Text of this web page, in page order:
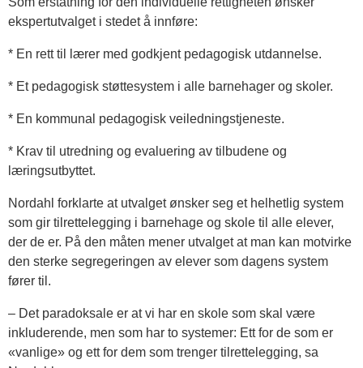
ekspertutvalget i stedet å innføre:
* En rett til lærer med godkjent pedagogisk utdannelse.
* Et pedagogisk støttesystem i alle barnehager og skoler.
* En kommunal pedagogisk veiledningstjeneste.
* Krav til utredning og evaluering av tilbudene og
læringsutbyttet.
Nordahl forklarte at utvalget ønsker seg et helhetlig system
som gir tilrettelegging i barnehage og skole til alle elever,
der de er. På den måten mener utvalget at man kan motvirke
den sterke segregeringen av elever som dagens system
fører til.
– Det paradoksale er at vi har en skole som skal være
inkluderende, men som har to systemer: Ett for de som er
«vanlige» og ett for dem som trenger tilrettelegging, sa